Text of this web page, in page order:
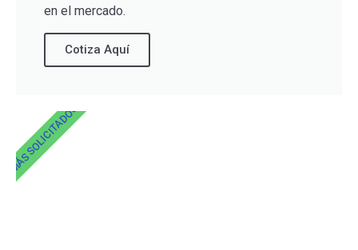
en el mercado.
Cotiza Aquí
MÁS SOLICITADOS